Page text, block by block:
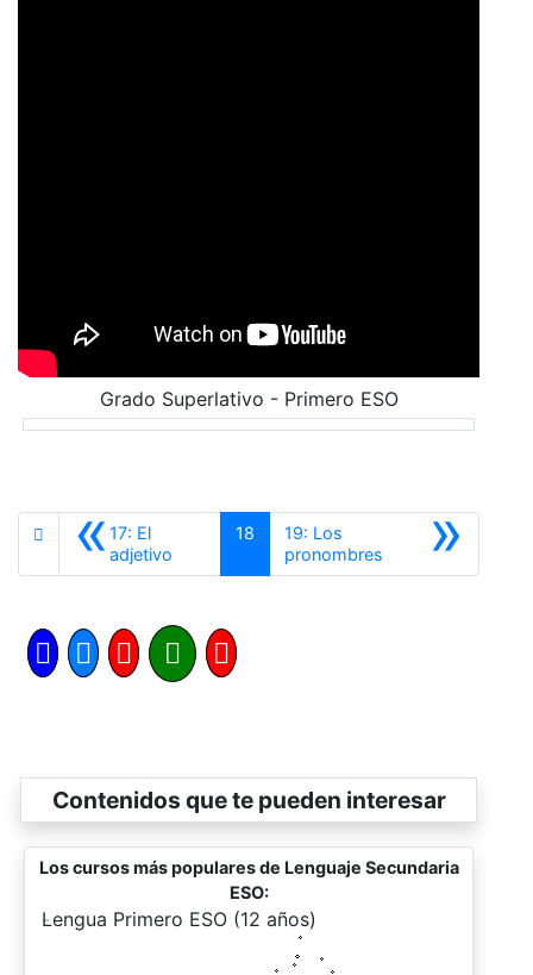
Grado Superlativo - Primero ESO
«17: El
adjetivo
18 »
19: Los
pronombresSiguiente
Contenidos que te pueden interesar
Los cursos más populares de Lenguaje Secundaria
ESO:
-
Lengua Primero ESO (12 años)